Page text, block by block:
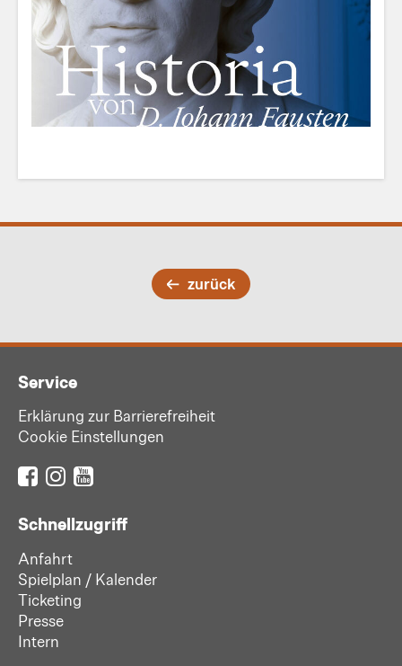
zurück
Service
Erklärung zur Barrierefreiheit
Cookie Einstellungen
Schnellzugriff
Anfahrt
Spielplan / Kalender
Ticketing
Presse
Intern